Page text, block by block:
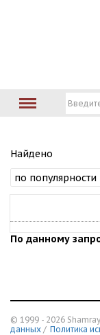
Найдено
По данному
© 1999 - 2026
данных / Политика